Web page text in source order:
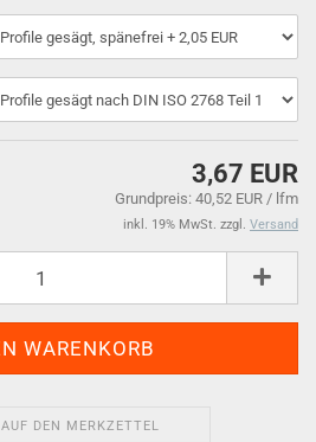
3,67 EUR
Grundpreis: 40,52 EUR / lfm
inkl. 19% MwSt. zzgl. Versand
AUF DEN MERKZETTEL